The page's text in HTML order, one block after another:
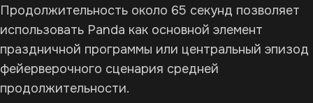
Продолжительность около 65 секунд позволяет
использовать Panda как основной элемент
праздничной программы или центральный эпизод
фейерверочного сценария средней
продолжительности.